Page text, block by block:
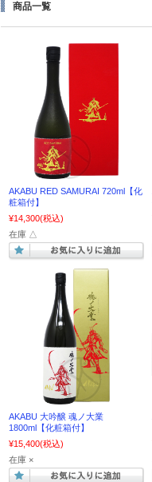
商品一覧
AKABU RED SAMURAI 720ml【化
粧箱付】
¥14,300(税込)
在庫 △
AKABU 大吟醸 魂ノ大業
1800ml【化粧箱付】
¥15,400(税込)
在庫 ×